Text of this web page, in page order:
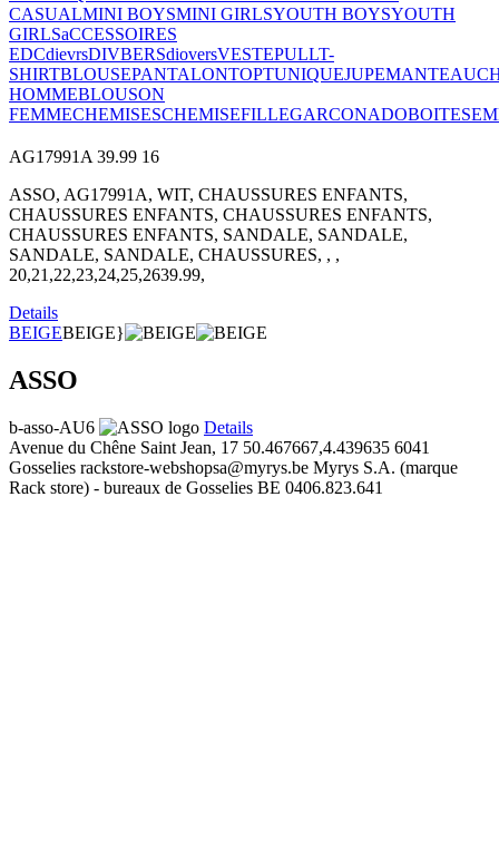
CASUALMINI BOYSMINI GIRLSYOUTH BOYSYOUTH
GIRLSaCCESSOIRES
EDCdievrsDIVBERSdioversVESTEPULLT-
SHIRTBLOUSEPANTALONTOPTUNIQUEJUPEMANTEAU
HOMMEBLOUSON
FEMMECHEMISESCHEMISEFILLEGARCONADOBOITES
AG17991A 39.99 16
ASSO, AG17991A, WIT, CHAUSSURES ENFANTS,
CHAUSSURES ENFANTS, CHAUSSURES ENFANTS,
CHAUSSURES ENFANTS, SANDALE, SANDALE,
SANDALE, SANDALE, CHAUSSURES, , ,
20,21,22,23,24,25,2639.99,
Details
BEIGEBEIGE}
ASSO
b-asso-AU6
Details
Avenue du Chêne Saint Jean, 17 50.467667,4.439635 6041
Gosselies rackstore-webshopsa@myrys.be Myrys S.A. (marque
Rack store) - bureaux de Gosselies BE 0406.823.641